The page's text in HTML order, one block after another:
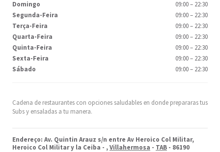
Cadena de restaurantes con opciones saludables en donde prepararas tus
Subs y ensaladas a tu manera.
Endereço: Av. Quintin Arauz s/n entre Av Heroico Col Militar,
Heroico Col Militar y la Ceiba - ,Villahermosa - TAB - 86190
Domingo 09:00– 22:30
Segunda-Feira
09:00– 22:30
Terça-Feira
09:00– 22:30
Quarta-Feira
09:00– 22:30
Quinta-Feira
09:00– 22:30
Sexta-Feira
09:00– 22:30
Sábado
09:00– 22:30